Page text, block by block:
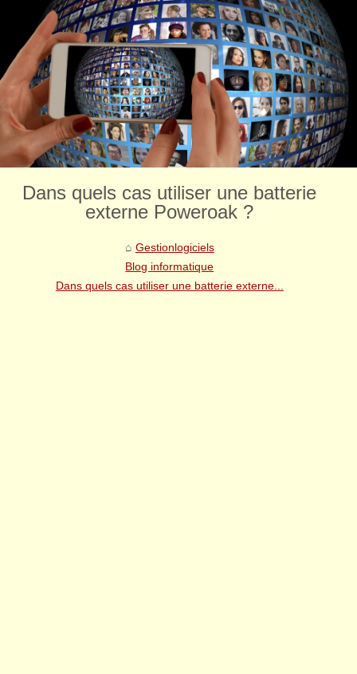
Dans quels cas utiliser une batterie
externe Poweroak ?
Gestionlogiciels
Blog informatique
Dans quels cas utiliser une batterie externe...